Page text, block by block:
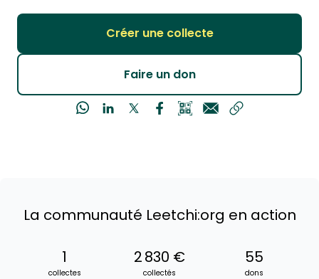
Créer une collecte
Faire un don
La communauté Leetchi:org en action
1
collectes
2 830 €
collectés
55
dons